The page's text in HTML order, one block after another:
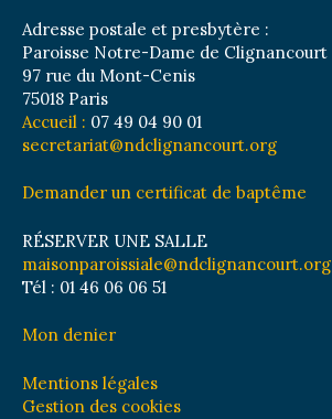
Adresse postale et presbytère :
Paroisse Notre-Dame de Clignancourt
97 rue du Mont-Cenis
75018 Paris
Accueil : 07 49 04 90 01
secretariat@ndclignancourt.org
Demander un certificat de baptême
RÉSERVER UNE SALLE
maisonparoissiale@ndclignancourt.org
Tél : 01 46 06 06 51
Mon denier
Mentions légales
Gestion des cookies